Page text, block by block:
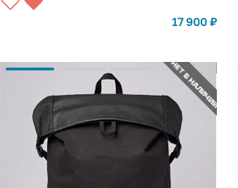
СООБЩИТЬ О ПОСТУПЛЕНИИ
17 900 ₽
НЕТ В НАЛИЧИИ